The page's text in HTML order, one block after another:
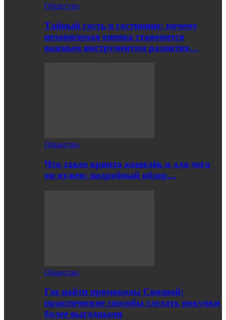
Общество
Тайный гость в гостинице: почему
независимая оценка становится
важным инструментом развития…
Общество
Что такое крипто кошелёк и для чего
он нужен: подробный обзор…
Общество
Где найти промокоды Связной:
практические способы сделать покупки
более выгодными